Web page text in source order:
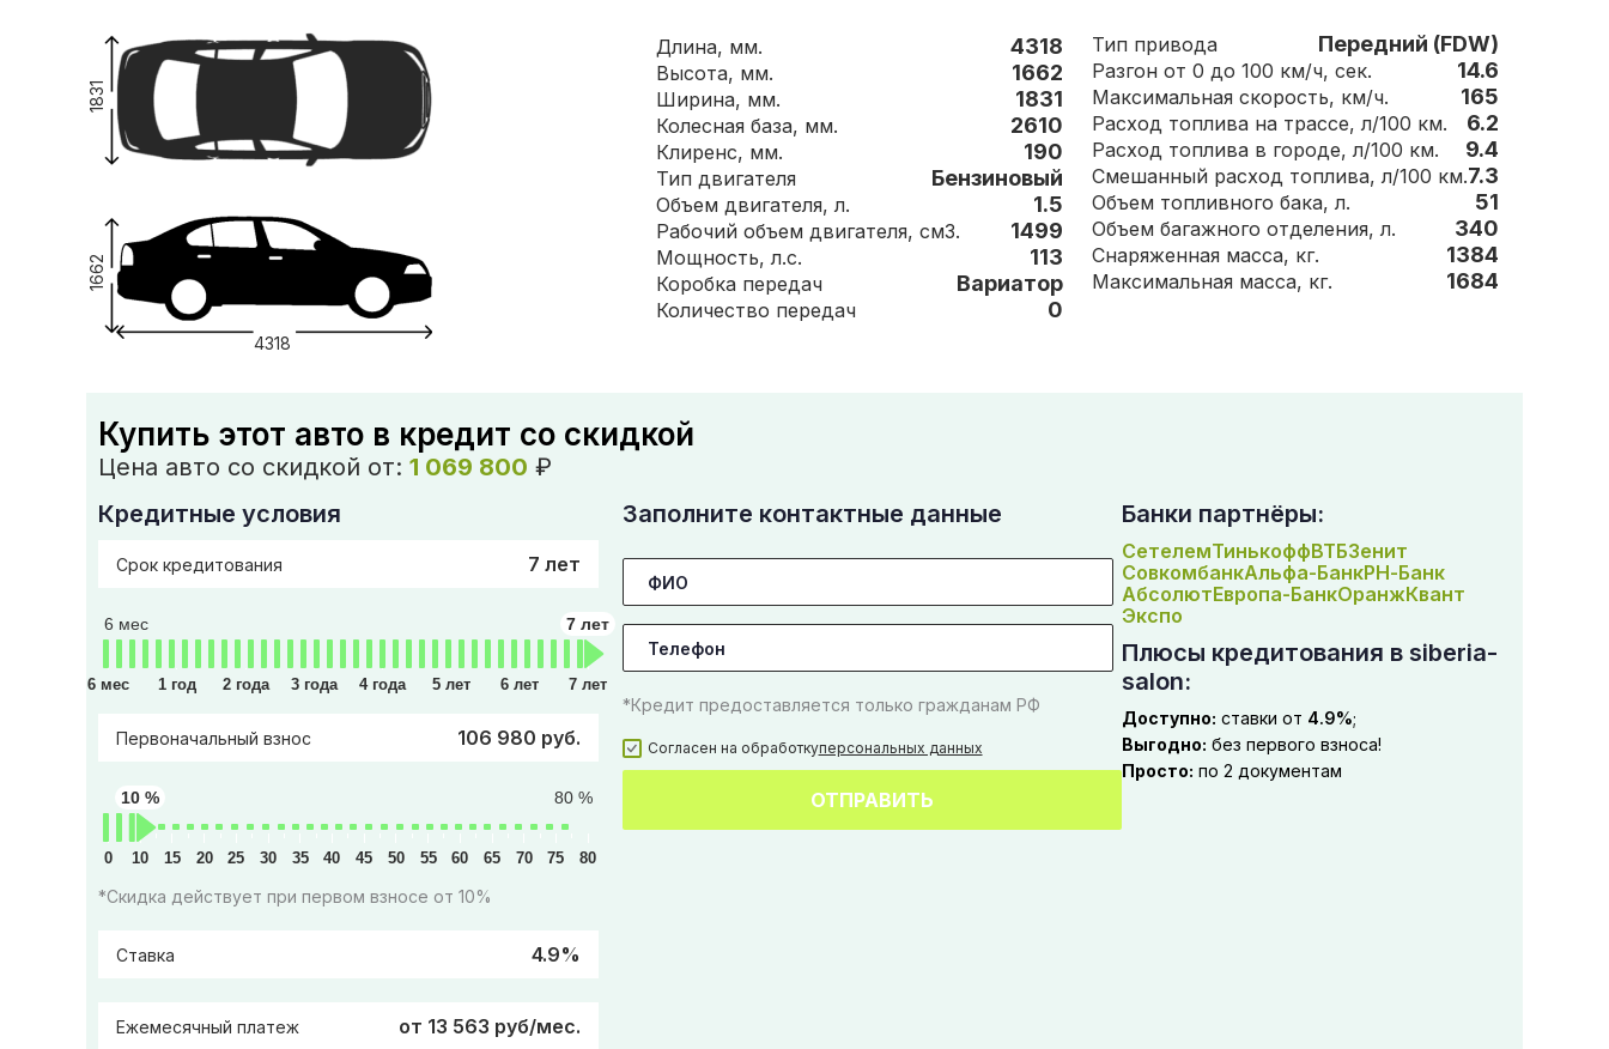
4318
1662
1831
Длина, мм. 4318
Высота, мм. 1662
Ширина, мм. 1831
Колесная база, мм. 2610
Клиренс, мм. 190
Тип двигателя Бензиновый
Объем двигателя, л. 1.5
Рабочий объем двигателя, см3. 1499
Мощность, л.с. 113
Коробка передач Вариатор
Количество передач 0
Тип привода Передний (FDW)
Разгон от 0 до 100 км/ч, сек. 14.6
Максимальная скорость, км/ч. 165
Расход топлива на трассе, л/100 км. 6.2
Расход топлива в городе, л/100 км. 9.4
Смешанный расход топлива, л/100 км.7.3
Объем топливного бака, л. 51
Объем багажного отделения, л. 340
Снаряженная масса, кг. 1384
Максимальная масса, кг. 1684
Купить этот авто в кредит со скидкой
Цена авто со скидкой от: 1 069 800 ₽
Кредитные условия
Срок кредитования 7 лет
6 мес 7 лет
6 мес 1 год 2 года 3 года 4 года 5 лет 6 лет 7 лет
Первоначальный взнос 106 980 руб.
80 %
10 %
0 10 15 20 25 30 35 40 45 50 55 60 65 70 75 80
*Скидка действует при первом взносе от 10%
Ставка 4.9%
Ежемесячный платеж от 13 563 руб/мес.
Заполните контактные данные
*Кредит предоставляется только гражданам РФ
Согласен на обработкуперсональных данных
ОТПРАВИТЬ
Банки партнёры:
СетелемТинькоффВТБЗенит
СовкомбанкАльфа-БанкРН-Банк
АбсолютЕвропа-БанкОранжКвант
Экспо
Плюсы кредитования в siberia-
salon:
Доступно: ставки от 4.9%;
Выгодно: без первого взноса!
Просто: по 2 документам